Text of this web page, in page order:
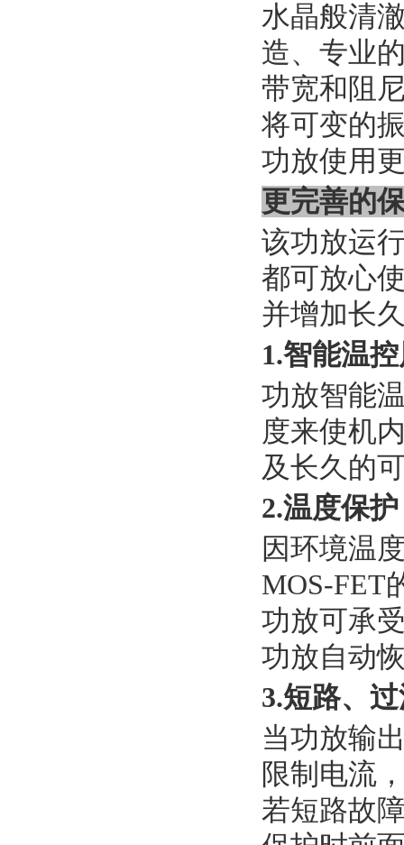
水晶般清
造、专业
带宽和阻
将可变的
功放使用
更完善的
该功放运
都可放心
并增加长
1.智能温
功放智能
度来使机
及长久的
2.温度保
因环境温
MOS-FET
功放可承
功放自动
3.短路、
当功放输
限制电流
若短路故